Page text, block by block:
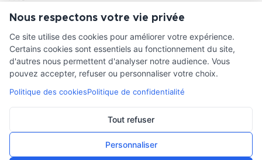
Lexique
Comment choisir ma pompe
INFORMATIONS LÉGALES
Mentions légales
Nous respectons votre vie privée
Ce site utilise des cookies pour améliorer votre expérience.
Certains cookies sont essentiels au fonctionnement du site,
d'autres nous permettent d'analyser notre audience. Vous
pouvez accepter, refuser ou personnaliser votre choix.
Politique des cookiesPolitique de confidentialité
Tout refuser
Personnaliser